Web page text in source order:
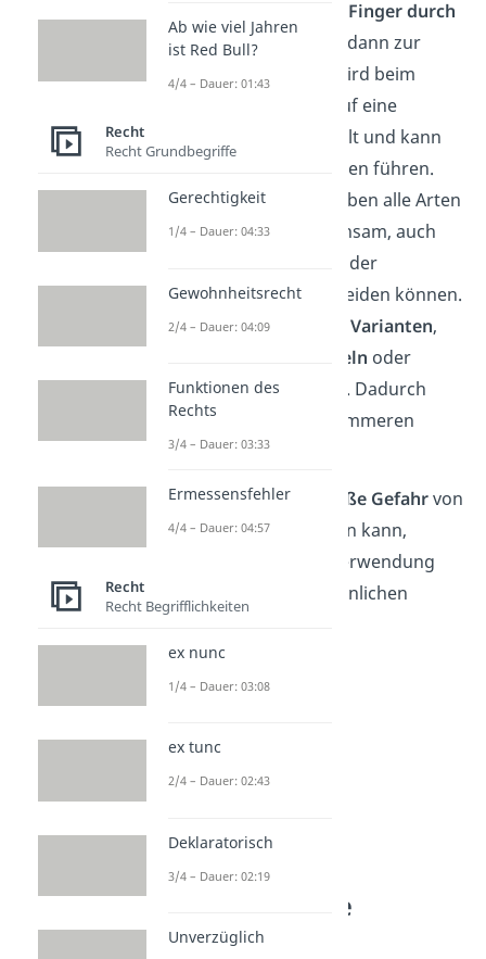
Finger durch
die Löchergesteckt und dann zur
Faust geballt. Dadurch wird beim
Schlag die ganze Kraft auf eine
kleinere Fläche
gebündelt und kann
so zu starken Verletzungen führen.
Dieses Grundkonzept haben alle Arten
von Schlagringen gemeinsam, auch
wenn sie sich in Design oder
Beschaffenheit unterscheiden können.
So gibt es beispielsweiseVarianten,
zusätzlich mit Stacheln oder
Nieten versehen wurden. Dadurch
können sie zu noch schlimmeren
Verletzungen führen.
Da in jedem Fall eine
große Gefahrvon
solchen Waffen ausgehen kann,
schränkt der Staat die Verwendung
von Schlagringen und ähnlichen
Sind Schlagringe
verboten?
Ab wie viel Jahren
ist Red Bull?
4/4 – Dauer: 01:43
Recht
Recht Grundbegriffe
Gerechtigkeit
1/4 – Dauer: 04:33
Gewohnheitsrecht
2/4 – Dauer: 04:09
Funktionen des
Rechts
3/4 – Dauer: 03:33
Ermessensfehler
4/4 – Dauer: 04:57
Recht
Recht Begrifflichkeiten
ex nunc
1/4 – Dauer: 03:08
ex tunc
2/4 – Dauer: 02:43
Deklaratorisch
3/4 – Dauer: 02:19
Unverzüglich